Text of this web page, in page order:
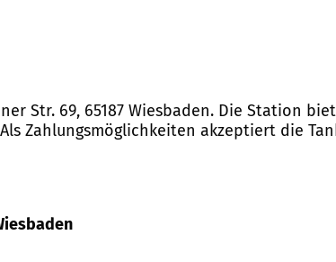
Str. 69, 65187 Wiesbaden. Die Station
Zahlungsmöglichkeiten akzeptiert die